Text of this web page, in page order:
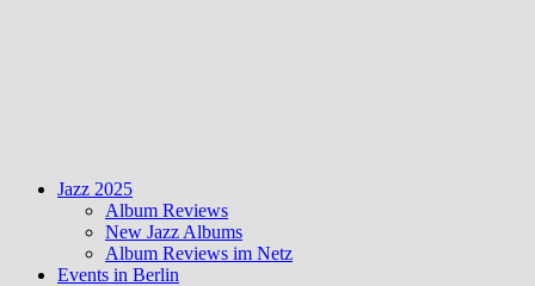
Jazz 2025
Album Reviews
New Jazz Albums
Album Reviews im Netz
Events in Berlin